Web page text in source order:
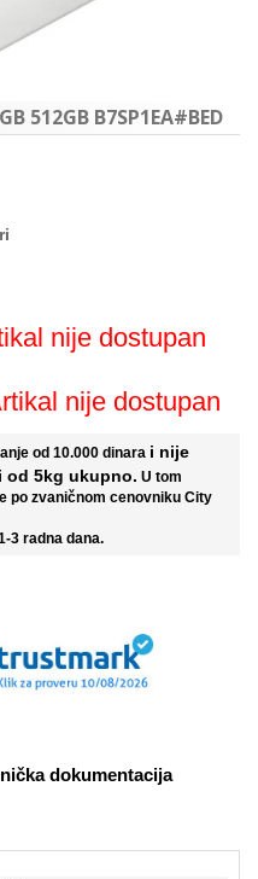
512GB B7SP1EA#BED
nije dostupan
nije dostupan
od 10.000 dinara i nije
od 5kg ukupno. U tom
po zvaničnom cenovniku City
3 radna dana.
dokumentacija